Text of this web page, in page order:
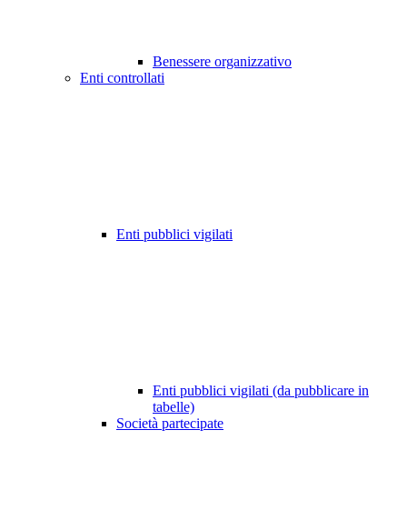
Benessere organizzativo
Enti controllati
Enti pubblici vigilati
Enti pubblici vigilati (da pubblicare in
tabelle)
Società partecipate